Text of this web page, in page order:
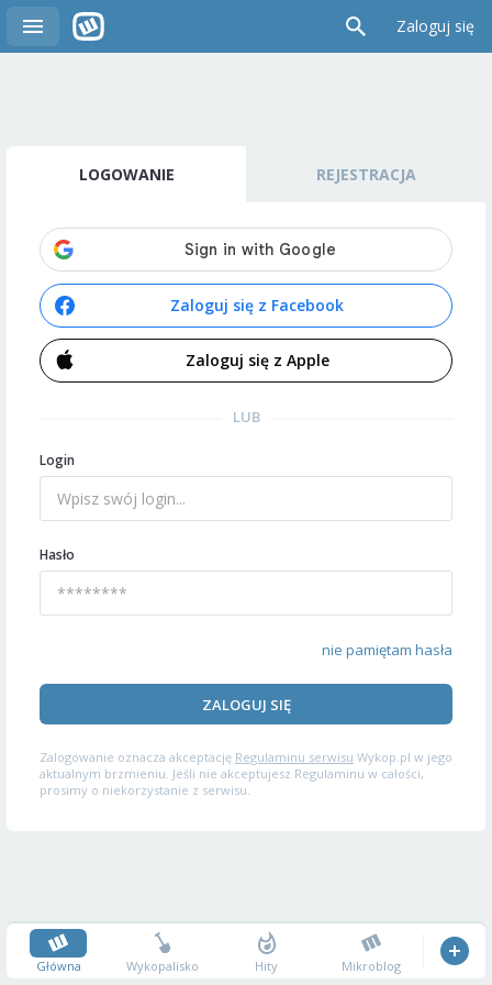
Zaloguj się
LOGOWANIE REJESTRACJA
Zaloguj się z Facebook
Zaloguj się z Apple
LUB
Login
Hasło
nie pamiętam hasła
ZALOGUJ SIĘ
Zalogowanie oznacza akceptację Regulaminu serwisu Wykop.pl w jego
aktualnym brzmieniu. Jeśli nie akceptujesz Regulaminu w całości,
prosimy o niekorzystanie z serwisu.
Główna Wykopalisko Hity Mikroblog